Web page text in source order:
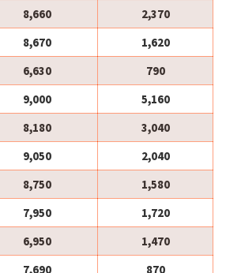
8,660
2,370
8,670
1,620
6,630
790
9,000
5,160
8,180
3,040
9,050
2,040
8,750
1,580
7,950
1,720
6,950
1,470
7,690 870